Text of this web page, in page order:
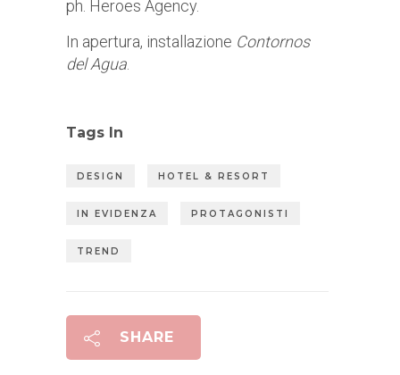
ph. Heroes Agency.
In apertura, installazione Contornos
del Agua.
Tags In
DESIGN HOTEL & RESORT
IN EVIDENZA PROTAGONISTI
TREND
SHARE